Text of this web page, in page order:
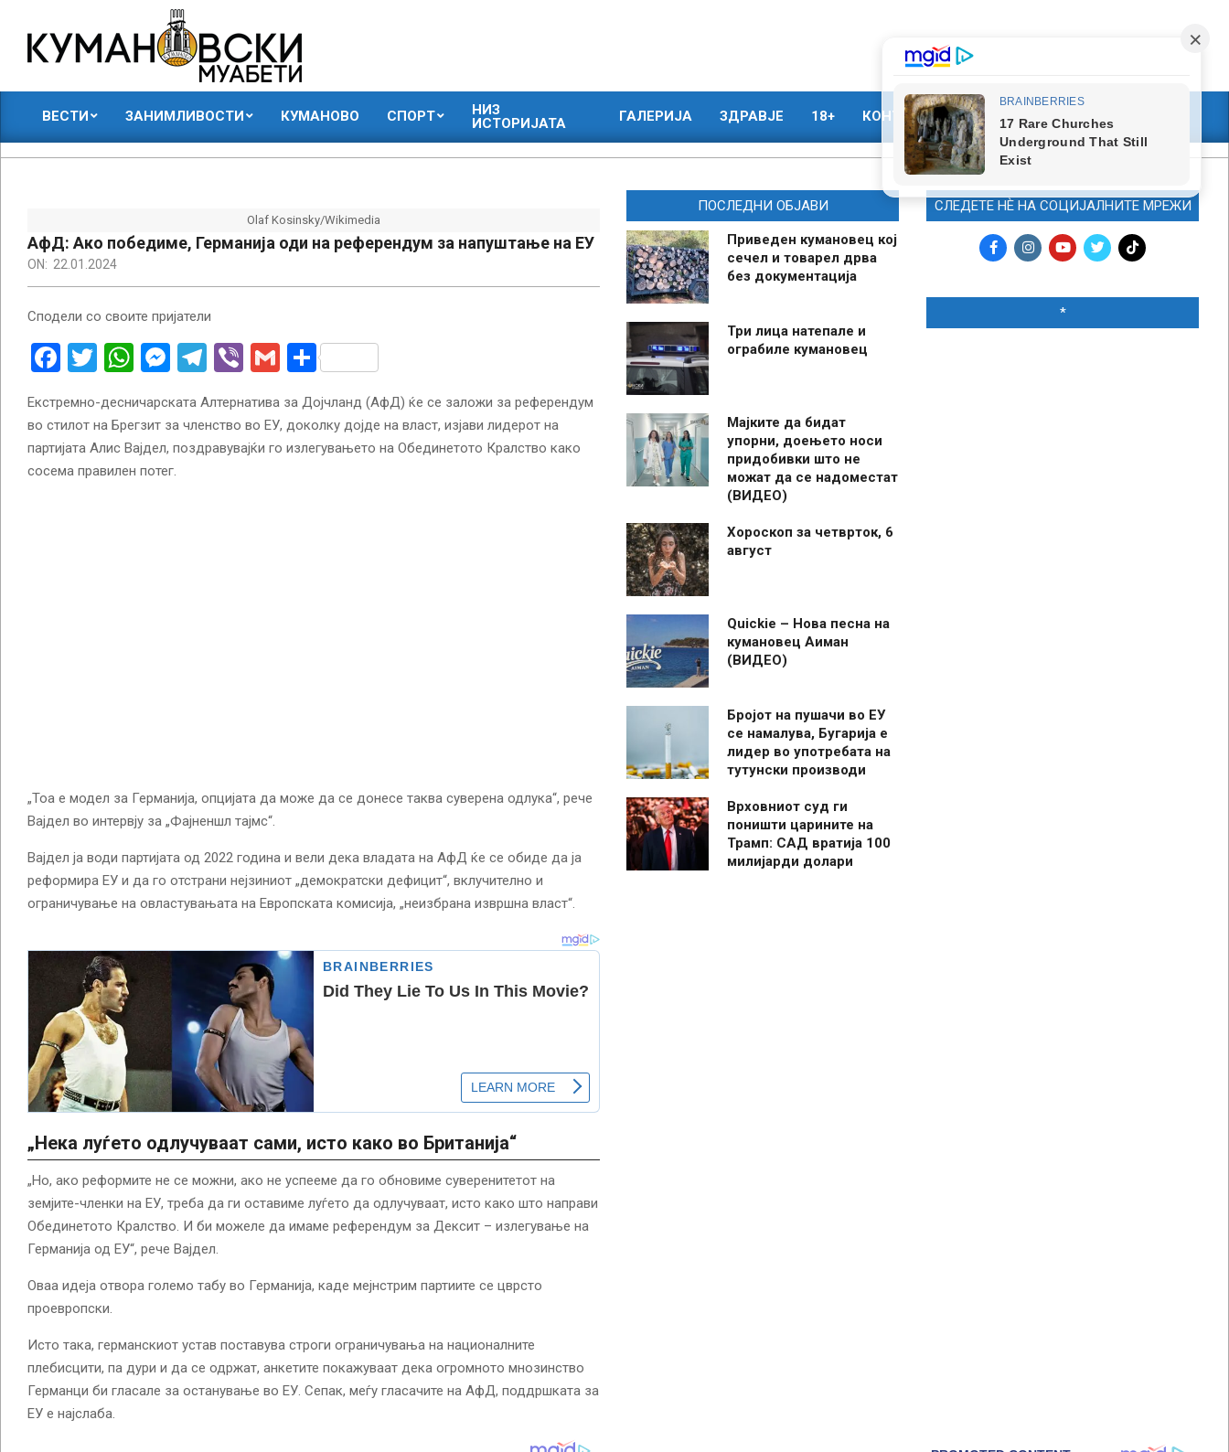
content
КУМАНОВСКИ
МУАБЕТИ
ВЕСТИ ЗАНИМЛИВОСТИ КУМАНОВО СПОРТ
НИЗ
ИСТОРИЈАТА
ГАЛЕРИЈА ЗДРАВЈЕ 18+ КОНТАКТ МАРКЕТИНГ
Olaf Kosinsky/Wikimedia
АфД: Ако победиме, Германија оди на референдум за напуштање на ЕУ
ON: 22.01.2024
Сподели со своите пријатели
Facebook
Twitter
WhatsApp
Messenger
Telegram
ViberGmailShare
Екстремно-десничарската Алтернатива за Дојчланд (АфД) ќе се заложи за референдум
во стилот на Брегзит за членство во ЕУ, доколку дојде на власт, изјави лидерот на
партијата Алис Вајдел, поздравувајќи го излегувањето на Обединетото Кралство како
сосема правилен потег.
„Тоа е модел за Германија, опцијата да може да се донесе таква суверена одлука“, рече
Вајдел во интервју за „Фајненшл тајмс“.
Вајдел ја води партијата од 2022 година и вели дека владата на АфД ќе се обиде да ја
реформира ЕУ и да го отстрани нејзиниот „демократски дефицит“, вклучително и
ограничување на овластувањата на Европската комисија, „неизбрана извршна власт“.
„Нека луѓето одлучуваат сами, исто како во Британија“
„Но, ако реформите не се можни, ако не успееме да го обновиме суверенитетот на
земјите-членки на ЕУ, треба да ги оставиме луѓето да одлучуваат, исто како што направи
Обединетото Кралство. И би можеле да имаме референдум за Дексит – излегување на
Германија од ЕУ“, рече Вајдел.
Оваа идеја отвора големо табу во Германија, каде мејнстрим партиите се цврсто
проевропски.
Исто така, германскиот устав поставува строги ограничувања на националните
плебисцити, па дури и да се одржат, анкетите покажуваат дека огромното мнозинство
Германци би гласале за останување во ЕУ. Сепак, меѓу гласачите на АфД, поддршката за
ЕУ ​​е најслаба.
ПОСЛЕДНИ ОБЈАВИ
Приведен кумановец кој
сечел и товарел дрва
без документација
Три лица натепале и
ограбиле кумановец
Мајките да бидат
упорни, доењето носи
придобивки што не
можат да се надоместат
(ВИДЕО)
Хороскоп за четврток, 6
август
Quickie – Нова песна на
кумановец Аиман
(ВИДЕО)
Бројот на пушачи во ЕУ
се намалува, Бугарија е
лидер во употребата на
тутунски производи
Врховниот суд ги
поништи царините на
Трамп: САД вратија 100
милијарди долари
СЛЕДЕТЕ НЀ НА СОЦИЈАЛНИТЕ МРЕЖИ
*